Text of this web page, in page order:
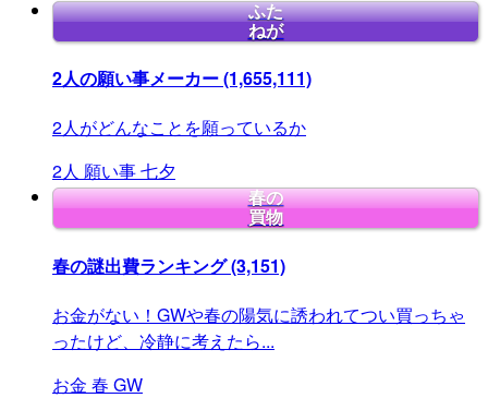
ふた
ねが
2人の願い事メーカー(1,655,111)
2人がどんなことを願っているか
2人 願い事七夕
春の
買物
春の謎出費ランキング(3,151)
お金がない！GWや春の陽気に誘われてつい買っちゃ
ったけど、冷静に考えたら...
お金 春 GW